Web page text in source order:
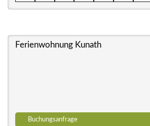
Ferienwohnung Kunath
Buchungsanfrage